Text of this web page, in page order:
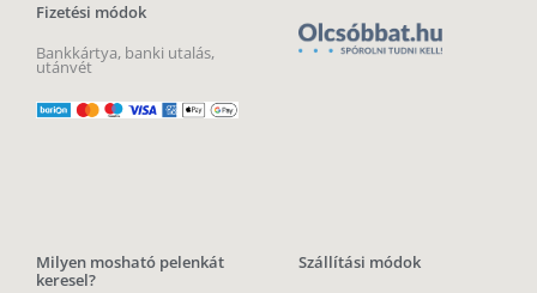
Fizetési módok
Bankkártya, banki utalás,
utánvét
Milyen mosható pelenkát
keresel?
Szállítási módok